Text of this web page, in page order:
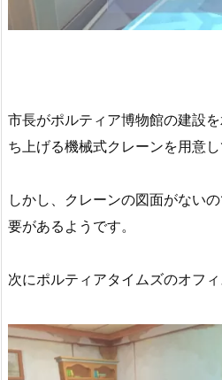
市長がポルティア博物館の建設
ち上げる機械式クレーンを用意し
しかし、クレーンの図面がない
要があるようです。
次にポルティアタイムズのオフィ